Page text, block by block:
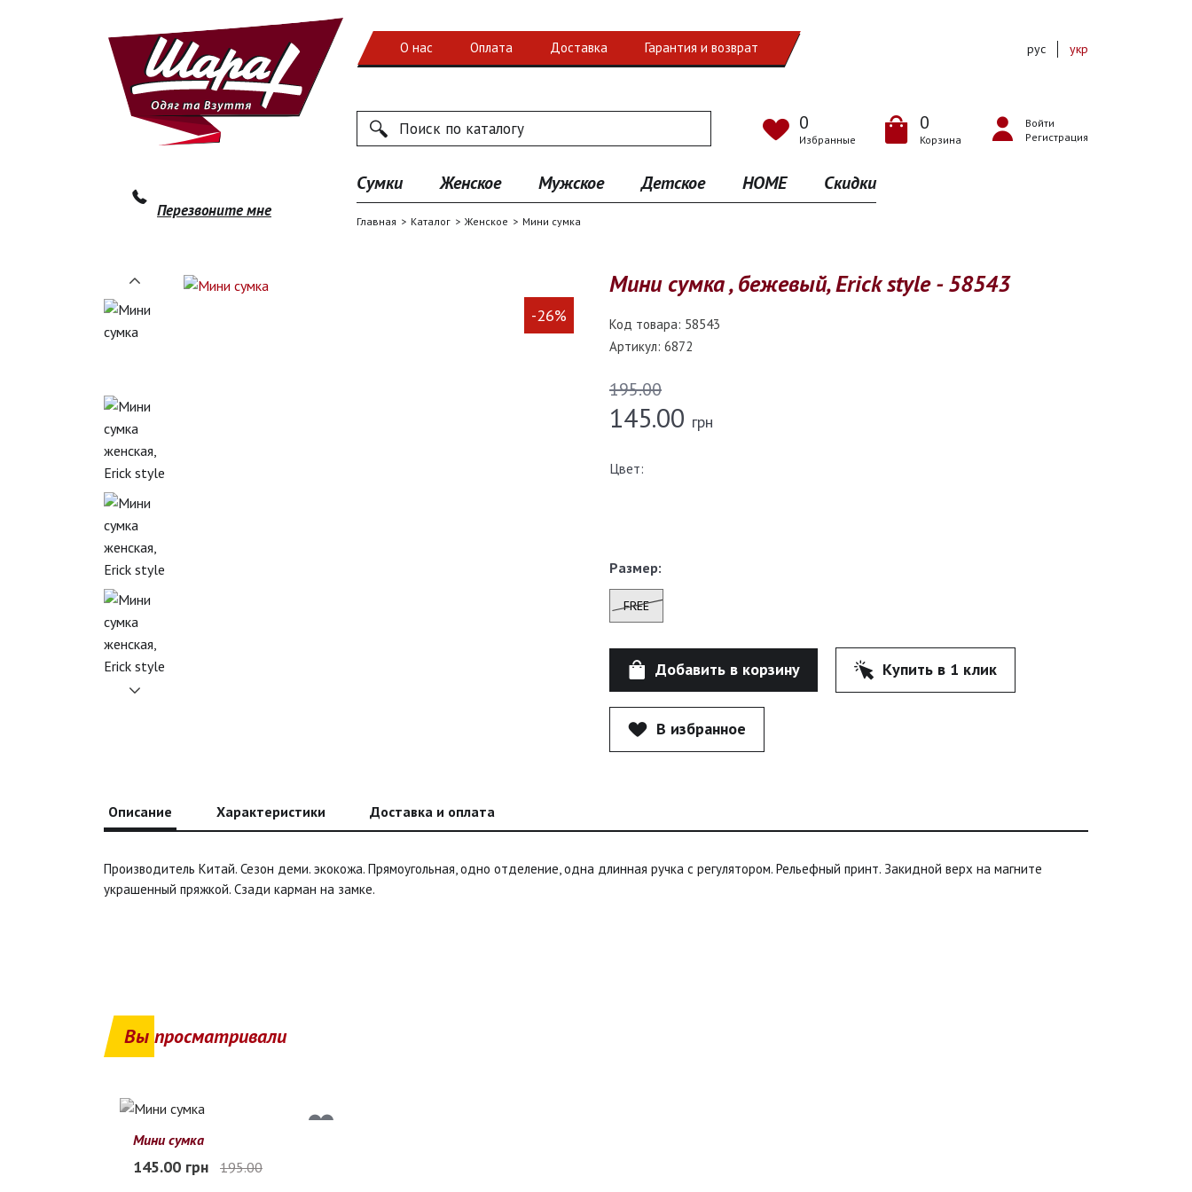
Перезвоните мне
О нас Оплата Доставка Гарантия и возврат
Поиск по каталогу
Поиск
0
Избранные
0
Корзина
Войти
Регистрация
рус укр
Сумки Женское Мужское Детское HOME Скидки
Главная Каталог Женское Мини сумка
-26%
Мини сумка , бежевый, Erick style - 58543
Код товара: 58543
Артикул: 6872
195.00
145.00 грн
Цвет:
Размер:
FREE
Добавить в корзину Купить в 1 клик
В избранное
Описание Характеристики Доставка и оплата
Производитель Китай. Сезон деми. экокожа. Прямоугольная, одно отделение, одна длинная ручка с регулятором. Рельефный принт. Закидной верх на магните
украшенный пряжкой. Сзади карман на замке.
Вы просматривали
26%
Мини сумка
145.00 грн 195.00
Free